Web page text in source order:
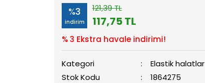
%3
indirim
121,39 TL
117,75 TL
% 3 Ekstra havale indirimi!
Kategori
Elastik halatlar
Stok Kodu
1864275